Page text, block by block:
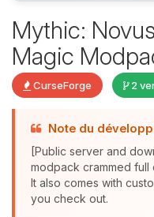
Mythic:
Magic
CurseForge 2
Note du
[Public server and
modpack crammed full
It also comes with
you check out.
parler ! Moi
assistant
tu as
petits
09/08/2026 à